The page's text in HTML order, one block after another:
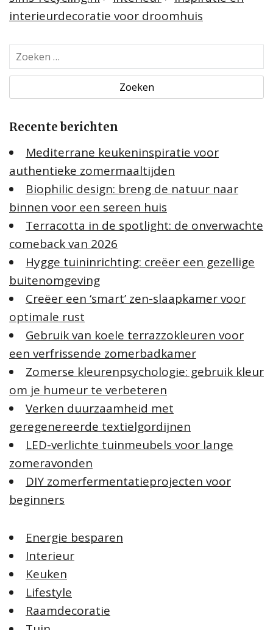
interieurdecoratie voor droomhuis
o
k
n
a
a
r
Recente berichten
Mediterrane keukeninspiratie voor
authentieke zomermaaltijden
Biophilic design: breng de natuur naar
binnen voor een sereen huis
Terracotta in de spotlight: de onverwachte
comeback van 2026
Hygge tuininrichting: creëer een gezellige
buitenomgeving
Creëer een ‘smart’ zen-slaapkamer voor
optimale rust
Gebruik van koele terrazzokleuren voor
een verfrissende zomerbadkamer
Zomerse kleurenpsychologie: gebruik kleur
om je humeur te verbeteren
Verken duurzaamheid met
geregenereerde textielgordijnen
LED-verlichte tuinmeubels voor lange
zomeravonden
DIY zomerfermentatieprojecten voor
beginners
Energie besparen
Interieur
Keuken
Lifestyle
Raamdecoratie